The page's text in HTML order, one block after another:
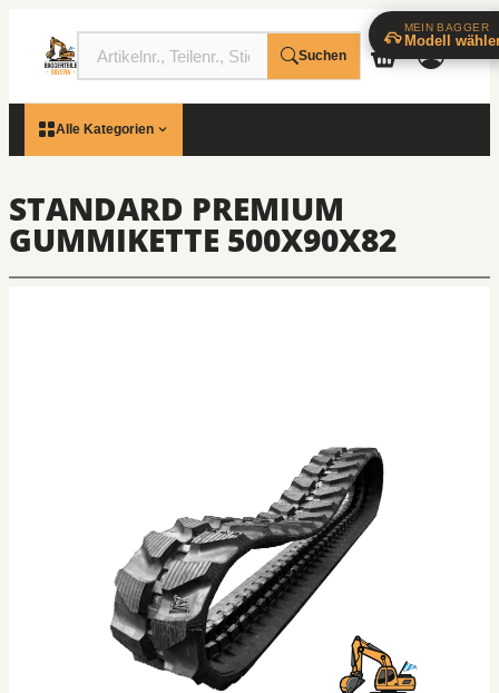
Suchen
Alle Kategorien
STANDARD PREMIUM
GUMMIKETTE 500X90X82
MEIN BAGGER
Modell